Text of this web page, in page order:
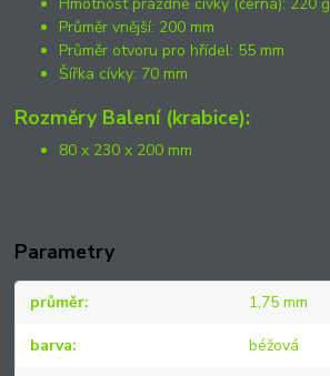
Průměr vnější: 200 mm
Průměr otvoru pro hřídel: 55 mm
Šířka cívky: 70 mm
Rozměry Balení (krabice):
80 x 230 x 200 mm
Parametry
průměr 1,75 mm
barva béžová